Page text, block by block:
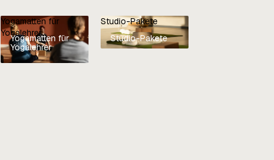
Yogamatten für
Yogalehrer
Yogamatten für
Yogalehrer
Studio-Pakete
Studio-Pakete